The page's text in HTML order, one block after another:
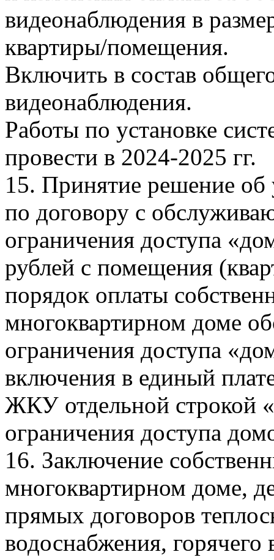
видеонаблюдения в
квартиры/помещения.
Включить в состав
видеонаблюдения.
Работы по установке
провести в 2024-2025 гг.
15. Принятие решение об
по договору с
ограничения доступа
рублей с помещения
порядок оплаты
многоквартирном доме
ограничения доступа
включения в единый
ЖКУ отдельной строкой
ограничения доступа
16. Заключение
многоквартирном доме,
прямых договоров
водоснабжения,